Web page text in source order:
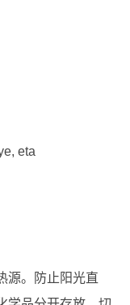
eta
源。防止阳光直